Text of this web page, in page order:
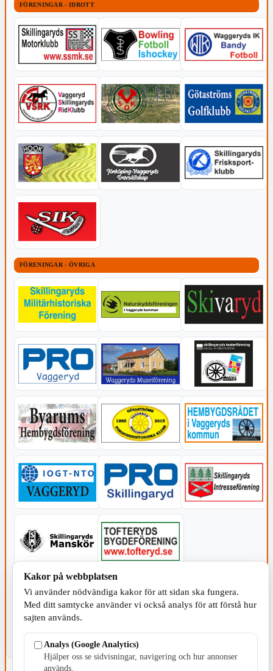
FÖRENINGAR - IDROTT
FÖRENINGAR - ÖVRIGA
Kakor på webbplatsen
Vi använder nödvändiga kakor för att sidan ska fungera.
Med ditt samtycke använder vi också analys för att förstå hur
sajten används.
Analys (Google Analytics)
Hjälper oss se sidvisningar, navigering och hur annonser
används.